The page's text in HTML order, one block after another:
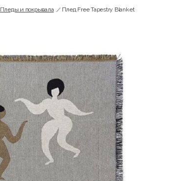
Пледы и покрывала Плед Free Tapestry Blanket